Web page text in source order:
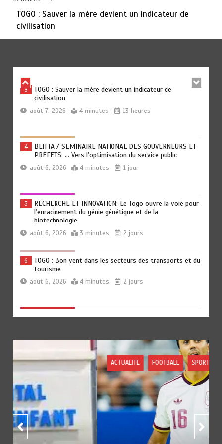
TOGO : Sauver la mère devient un indicateur de
civilisation
d’avoir une Feuille de route
3
TOGO : Sauver la mère devient un indicateur de
civilisation
août 7, 2026 4 minutes 13 heures
4
BLITTA / SEMINAIRE NATIONAL DES GOUVERNEURS ET
PREFETS: … Vers l’optimisation du service public
août 6, 2026 4 minutes 1 jour
5
RECHERCHE ET INNOVATION: Le Togo ouvre la voie pour
l’enracinement du génie génétique et de la
biotechnologie
août 6, 2026 3 minutes 2 jours
6
TOGO : Bon vent dans les secteurs des transports et du
tourisme
août 6, 2026 4 minutes 2 jours
1
RODRI AU BARÇA PLUTOT QU’AU REAL MADRID : Les
août 7, 2026 5 minutes 12 heures
TRANSFORMATION SOCIALE : L’importance pour le Togo
d’avoir une Feuille de route
août 7, 2026 5 minutes 12 heures
3
TOGO : Sauver la mère devient un indicateur de
ACTUALITE FOOTBALL SPORTS